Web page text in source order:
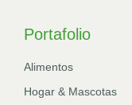
Portafolio
Alimentos
Hogar & Mascotas